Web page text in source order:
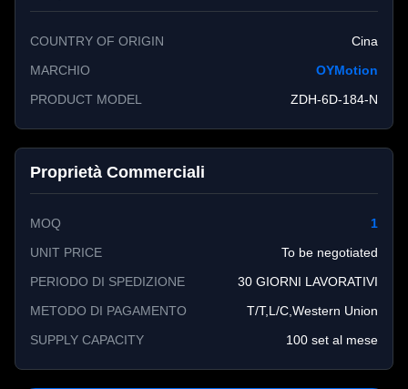
COUNTRY OF ORIGIN
Cina
MARCHIO
OYMotion
PRODUCT MODEL
ZDH-6D-184-N
Proprietà Commerciali
MOQ
1
UNIT PRICE
To be negotiated
PERIODO DI SPEDIZIONE
30 GIORNI LAVORATIVI
METODO DI PAGAMENTO
T/T,L/C,Western Union
SUPPLY CAPACITY
100 set al mese